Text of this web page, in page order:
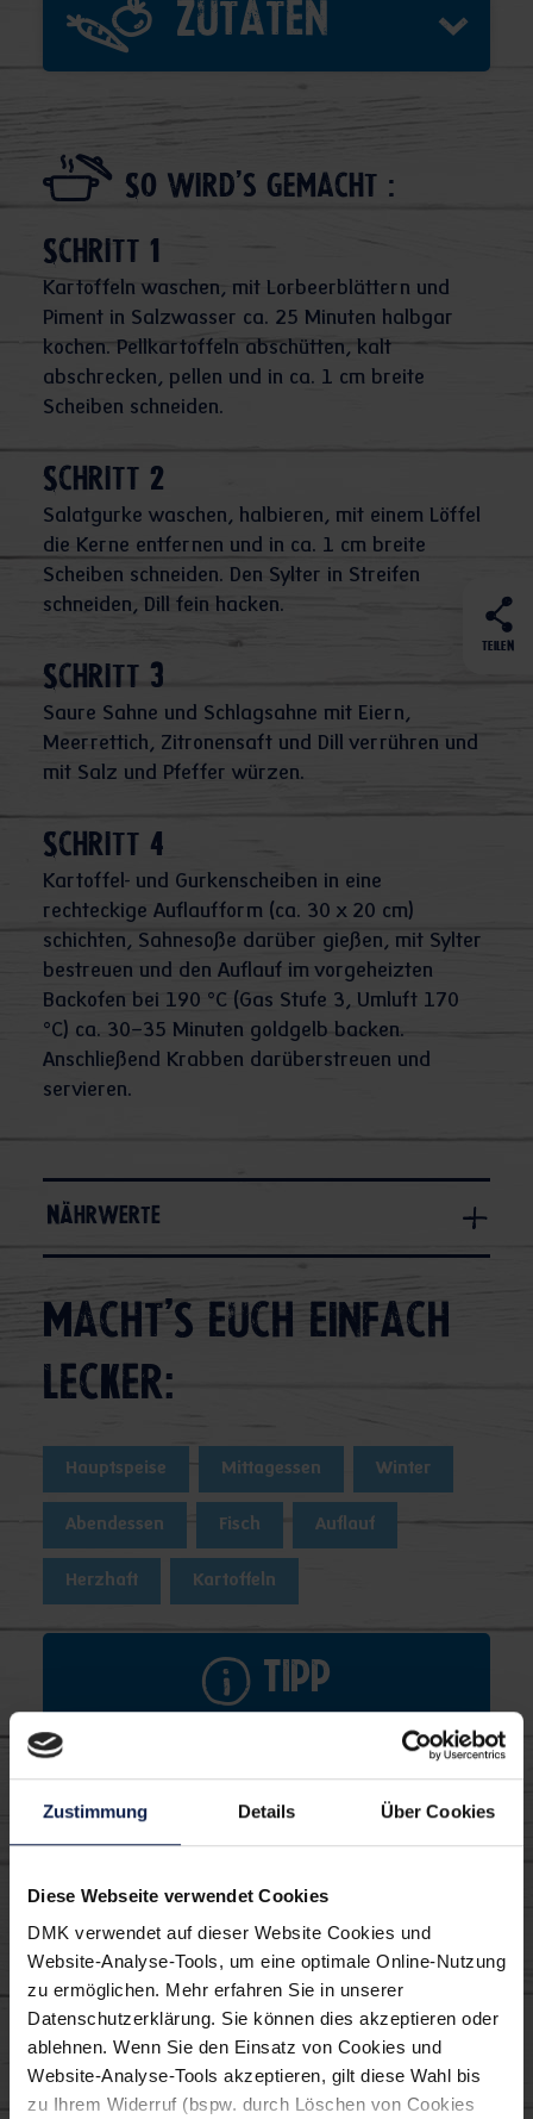
Zustimmung Details Über Cookies
Diese Webseite verwendet Cookies
DMK verwendet auf dieser Website Cookies und
Website-Analyse-Tools, um eine optimale Online-Nutzung
zu ermöglichen. Mehr erfahren Sie in unserer
Datenschutzerklärung. Sie können dies akzeptieren oder
ablehnen. Wenn Sie den Einsatz von Cookies und
Website-Analyse-Tools akzeptieren, gilt diese Wahl bis
zu Ihrem Widerruf (bspw. durch Löschen von Cookies
TEILEN
Zutaten
So wird's gemacht :
Schritt 1
Kartoffeln waschen, mit Lorbeerblättern und
Piment in Salzwasser ca. 25 Minuten halbgar
kochen. Pellkartoffeln abschütten, kalt
abschrecken, pellen und in ca. 1 cm breite
Scheiben schneiden.
Schritt 2
Salatgurke waschen, halbieren, mit einem Löffel
die Kerne entfernen und in ca. 1 cm breite
Scheiben schneiden. Den Sylter in Streifen
schneiden, Dill fein hacken.
Schritt 3
Saure Sahne und Schlagsahne mit Eiern,
Meerrettich, Zitronensaft und Dill verrühren und
mit Salz und Pfeffer würzen.
Schritt 4
Kartoffel- und Gurkenscheiben in eine
rechteckige Auflaufform (ca. 30 x 20 cm)
schichten, Sahnesoße darüber gießen, mit Sylter
bestreuen und den Auflauf im vorgeheizten
Backofen bei 190 °C (Gas Stufe 3, Umluft 170
°C) ca. 30–35 Minuten goldgelb backen.
Anschließend Krabben darüberstreuen und
servieren.
Nährwerte
Macht's euch einfach
lecker:
Hauptspeise Mittagessen Winter
Abendessen Fisch Auflauf
Herzhaft Kartoffeln
Tipp
Wer warme Gurken (Schmorgurken) nicht
mag, kann diese auch durch Zucchini
Note 50 g Schinkenwürfel dazugeben.
Verwendete MILRAM
Produkte: